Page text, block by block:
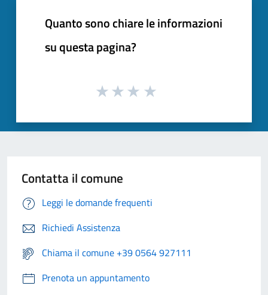
Quanto sono chiare le informazioni
su questa pagina?
Contatta il comune
Leggi le domande frequenti
Richiedi Assistenza
Chiama il comune +39 0564 927111
Prenota un appuntamento